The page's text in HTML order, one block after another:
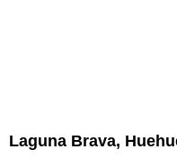
Laguna Brava,